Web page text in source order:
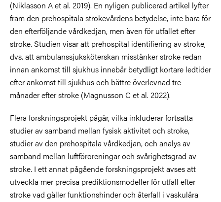
(Niklasson A et al. 2019). En nyligen publicerad artikel lyfter
fram den prehospitala strokevårdens betydelse, inte bara för
den efterföljande vårdkedjan, men även för utfallet efter
stroke. Studien visar att prehospital identifiering av stroke,
dvs. att ambulanssjuksköterskan misstänker stroke redan
innan ankomst till sjukhus innebär betydligt kortare ledtider
efter ankomst till sjukhus och bättre överlevnad tre
månader efter stroke (Magnusson C et al. 2022).
Flera forskningsprojekt pågår, vilka inkluderar fortsatta
studier av samband mellan fysisk aktivitet och stroke,
studier av den prehospitala vårdkedjan, och analys av
samband mellan luftföroreningar och svårighetsgrad av
stroke. I ett annat pågående forskningsprojekt avses att
utveckla mer precisa prediktionsmodeller för utfall efter
stroke vad gäller funktionshinder och återfall i vaskulära